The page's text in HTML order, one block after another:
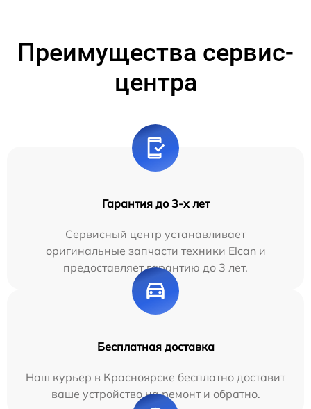
Преимущества сервис-
центра
Гарантия до 3-х лет
Сервисный центр устанавливает
оригинальные запчасти техники Elcan и
предоставляет гарантию до 3 лет.
Бесплатная доставка
Наш курьер в Красноярске бесплатно доставит
ваше устройство на ремонт и обратно.